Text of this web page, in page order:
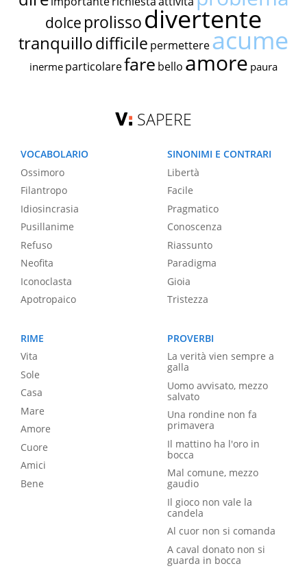
dolce prolissodivertente
tranquillodifficile permettereacume
inerme particolarefare bello amore paura
SAPERE
VOCABOLARIO
Ossimoro
Filantropo
Idiosincrasia
Pusillanime
Refuso
Neofita
Iconoclasta
Apotropaico
SINONIMI E CONTRARI
Libertà
Facile
Pragmatico
Conoscenza
Riassunto
Paradigma
Gioia
Tristezza
RIME
Vita
Sole
Casa
Mare
Amore
Cuore
Amici
Bene
PROVERBI
La verità vien sempre a
galla
Uomo avvisato, mezzo
salvato
Una rondine non fa
primavera
Il mattino ha l'oro in
bocca
Mal comune, mezzo
gaudio
Il gioco non vale la
candela
Al cuor non si comanda
A caval donato non si
guarda in bocca